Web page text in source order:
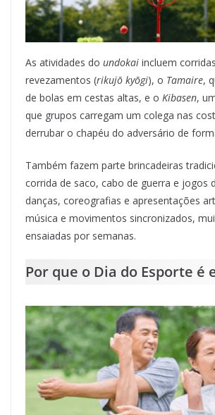
As atividades do undokai incluem
revezamentos (rikujō kyōgi), o Tamaire,
de bolas em cestas altas, e o Kibasen,
que grupos carregam um colega nas
derrubar o chapéu do adversário de
Também fazem parte brincadeiras
corrida de saco, cabo de guerra e jogos
danças, coreografias e apresentações
música e movimentos sincronizados,
ensaiadas por semanas.
Por que o Dia do Esporte é